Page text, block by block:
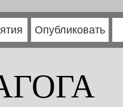
Опубликовать